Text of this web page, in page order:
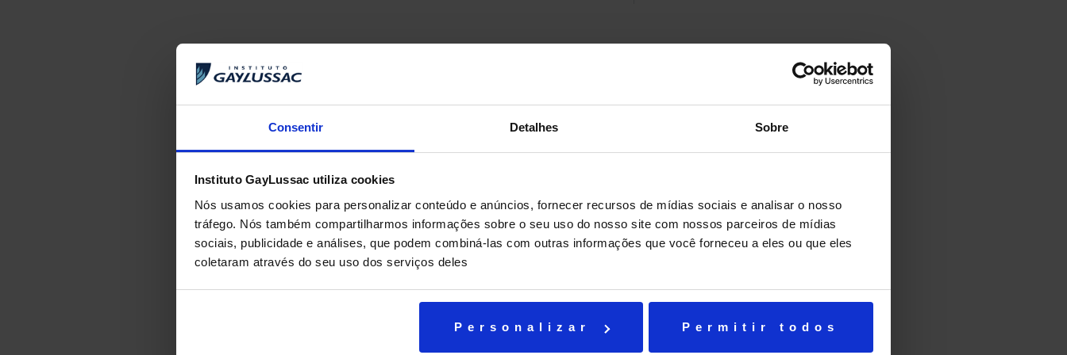
Consentir Detalhes Sobre
Instituto GayLussac utiliza cookies
Nós usamos cookies para personalizar conteúdo e anúncios, fornecer recursos de mídias sociais e analisar o nosso
tráfego. Nós também compartilharmos informações sobre o seu uso do nosso site com nossos parceiros de mídias
sociais, publicidade e análises, que podem combiná-las com outras informações que você forneceu a eles ou que eles
coletaram através do seu uso dos serviços deles
Personalizar Permitir todos